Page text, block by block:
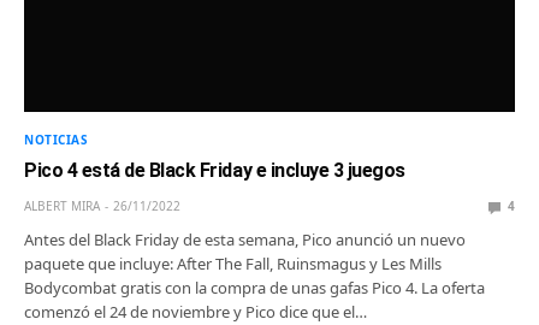
NOTICIAS
Pico 4 está de Black Friday e incluye 3 juegos
ALBERT MIRA 26/11/2022 4
Antes del Black Friday de esta semana, Pico anunció un nuevo
paquete que incluye: After The Fall, Ruinsmagus y Les Mills
Bodycombat gratis con la compra de unas gafas Pico 4. La oferta
comenzó el 24 de noviembre y Pico dice que el…